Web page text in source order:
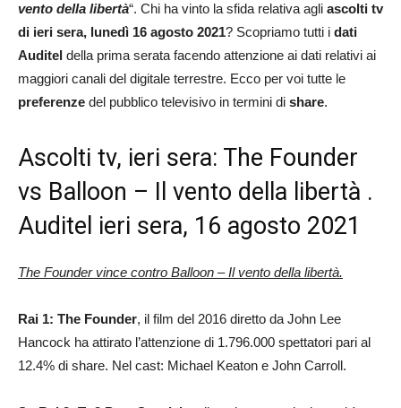
vento della libertà“. Chi ha vinto la sfida relativa agli ascolti tv
di ieri sera, lunedì 16 agosto 2021? Scopriamo tutti i dati
Auditel della prima serata facendo attenzione ai dati relativi ai
maggiori canali del digitale terrestre. Ecco per voi tutte le
preferenze del pubblico televisivo in termini di share.
Ascolti tv, ieri sera: The Founder
vs Balloon – Il vento della libertà .
Auditel ieri sera, 16 agosto 2021
The Founder vince contro Balloon – Il vento della libertà.
Rai 1: The Founder, il film del 2016 diretto da John Lee
Hancock ha attirato l’attenzione di 1.796.000 spettatori pari al
12.4% di share. Nel cast: Michael Keaton e John Carroll.